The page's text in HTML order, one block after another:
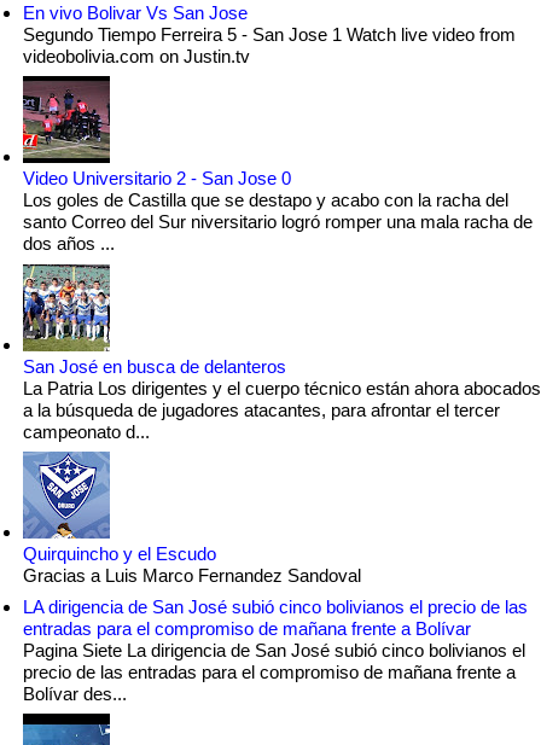
En vivo Bolivar Vs San Jose
Segundo Tiempo Ferreira 5 - San Jose 1 Watch live video from
videobolivia.com on Justin.tv
Video Universitario 2 - San Jose 0
Los goles de Castilla que se destapo y acabo con la racha del
santo Correo del Sur niversitario logró romper una mala racha de
dos años ...
San José en busca de delanteros
La Patria Los dirigentes y el cuerpo técnico están ahora abocados
a la búsqueda de jugadores atacantes, para afrontar el tercer
campeonato d...
Quirquincho y el Escudo
Gracias a Luis Marco Fernandez Sandoval
LA dirigencia de San José subió cinco bolivianos el precio de las
entradas para el compromiso de mañana frente a Bolívar
Pagina Siete La dirigencia de San José subió cinco bolivianos el
precio de las entradas para el compromiso de mañana frente a
Bolívar des...